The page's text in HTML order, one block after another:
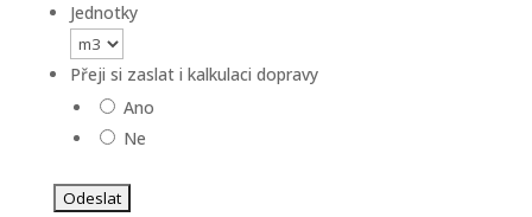
Jednotky
Přeji si zaslat i kalkulaci dopravy
Ano
Ne